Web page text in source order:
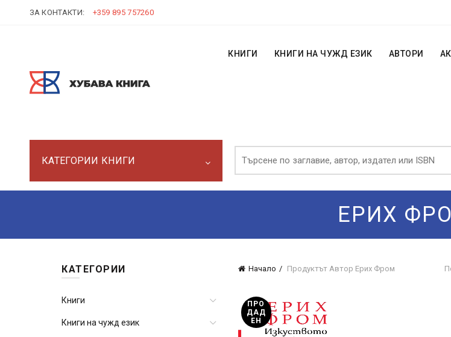
ЗА КОНТАКТИ: +359 895 757260
КНИГИ КНИГИ НА ЧУЖД ЕЗИК АВТОРИ
КАТЕГОРИИ КНИГИ
ЕРИХ
Начало Продуктът Автор Ерих Фром
ПРО
ДАД
ЕН
КАТЕГОРИИ
Книги
Книги на чужд език